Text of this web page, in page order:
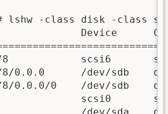
lshw -class disk -class
Device
1/8            scsi6
8/0.0.0      /dev/sdb
8/0.0.0/0    /dev/sdb
scsi0